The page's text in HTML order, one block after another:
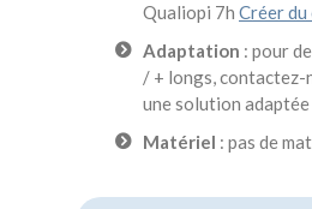
Qualiopi 7h Créer
Adaptation : pour
/ + longs,
une solution adaptée
Matériel : pas de